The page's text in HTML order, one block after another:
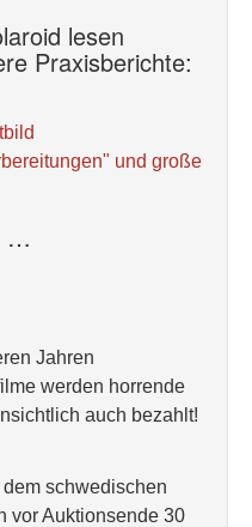
lesen
Praxisberichte:
und große
…
Jahren
werden horrende
auch bezahlt!
schwedischen
vor Auktionsende 30